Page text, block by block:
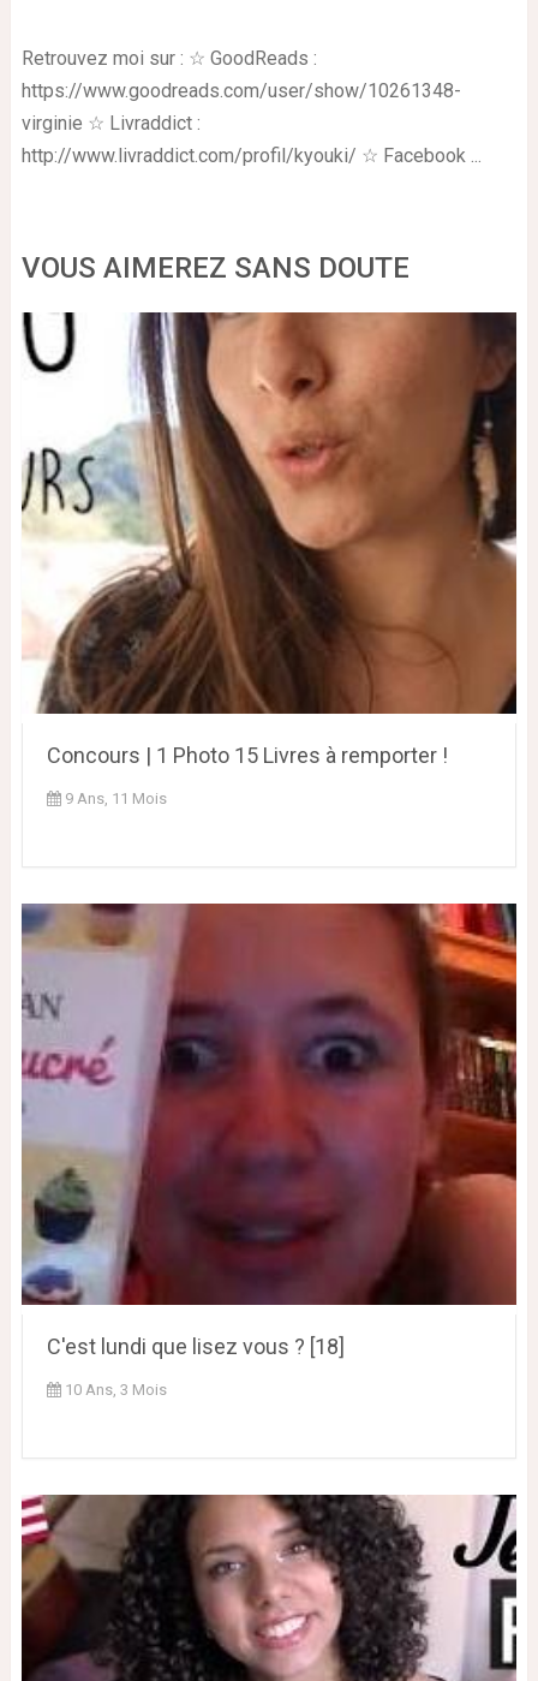
Retrouvez moi sur : ☆ GoodReads :
https://www.goodreads.com/user/show/10261348-
virginie ☆ Livraddict :
http://www.livraddict.com/profil/kyouki/ ☆ Facebook ...
VOUS AIMEREZ SANS DOUTE
Concours | 1 Photo 15 Livres à remporter !
9 Ans, 11 Mois
C'est lundi que lisez vous ? [18]
10 Ans, 3 Mois